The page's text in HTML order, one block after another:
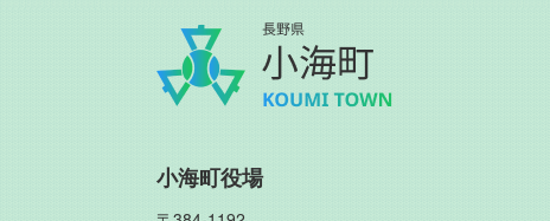
小海町役場